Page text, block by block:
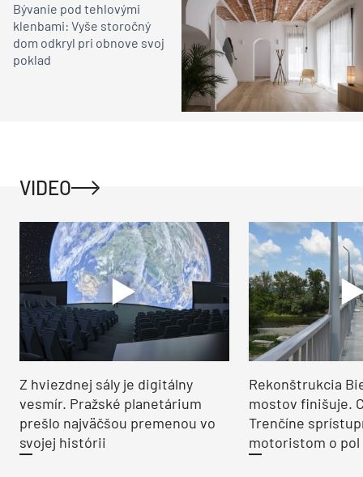
Bývanie pod tehlovými
klenbami: Vyše storočný
dom odkryl pri obnove svoj
poklad
VIDEO
Z hviezdnej sály je digitálny
vesmír. Pražské planetárium
prešlo najväčšou premenou vo
svojej histórii
Rekonštrukcia
mostov finišuje.
Trenčíne
motoristom o pol